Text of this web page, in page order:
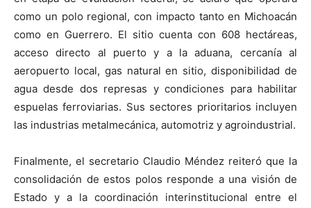
como un polo regional, con impacto tanto en Michoacán
como en Guerrero. El sitio cuenta con 608 hectáreas,
acceso directo al puerto y a la aduana, cercanía al
aeropuerto local, gas natural en sitio, disponibilidad de
agua desde dos represas y condiciones para habilitar
espuelas ferroviarias. Sus sectores prioritarios incluyen
las industrias metalmecánica, automotriz y agroindustrial.
Finalmente, el secretario Claudio Méndez reiteró que la
consolidación de estos polos responde a una visión de
Estado y a la coordinación interinstitucional entre el